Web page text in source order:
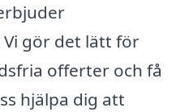
gör det lätt för
offerter och få
hjälpa dig att